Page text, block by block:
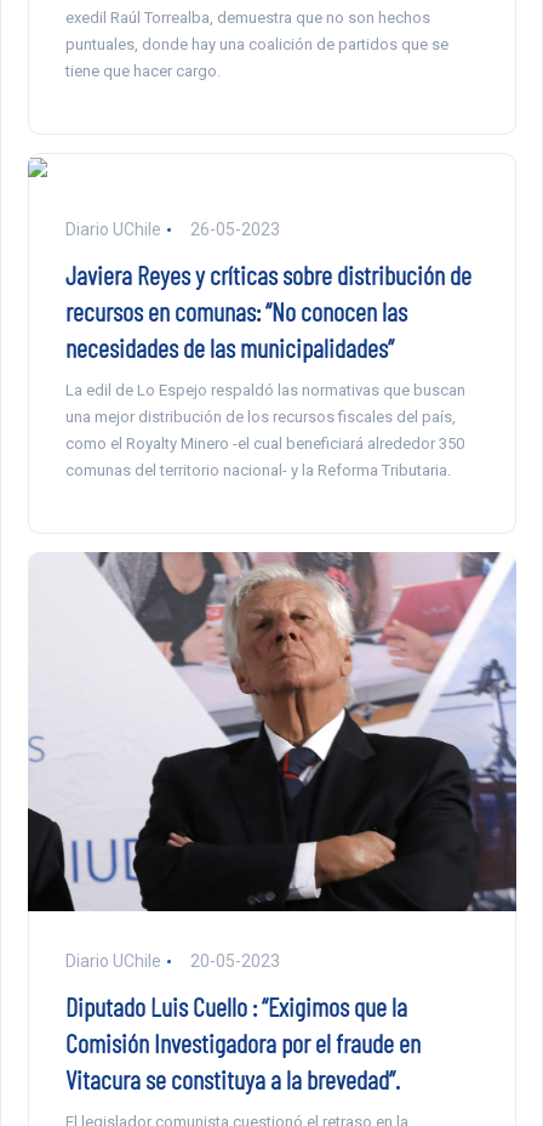
exedil Raúl Torrealba, demuestra que no son hechos
puntuales, donde hay una coalición de partidos que se
tiene que hacer cargo.
Diario UChile 26-05-2023
Javiera Reyes y críticas sobre distribución de
recursos en comunas: “No conocen las
necesidades de las municipalidades”
La edil de Lo Espejo respaldó las normativas que buscan
una mejor distribución de los recursos fiscales del país,
como el Royalty Minero -el cual beneficiará alrededor 350
comunas del territorio nacional- y la Reforma Tributaria.
Diario UChile 20-05-2023
Diputado Luis Cuello : “Exigimos que la
Comisión Investigadora por el fraude en
Vitacura se constituya a la brevedad”.
El legislador comunista cuestionó el retraso en la